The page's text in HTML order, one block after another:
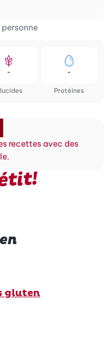
personne
-
Protéines
-
recettes avec des
gluten